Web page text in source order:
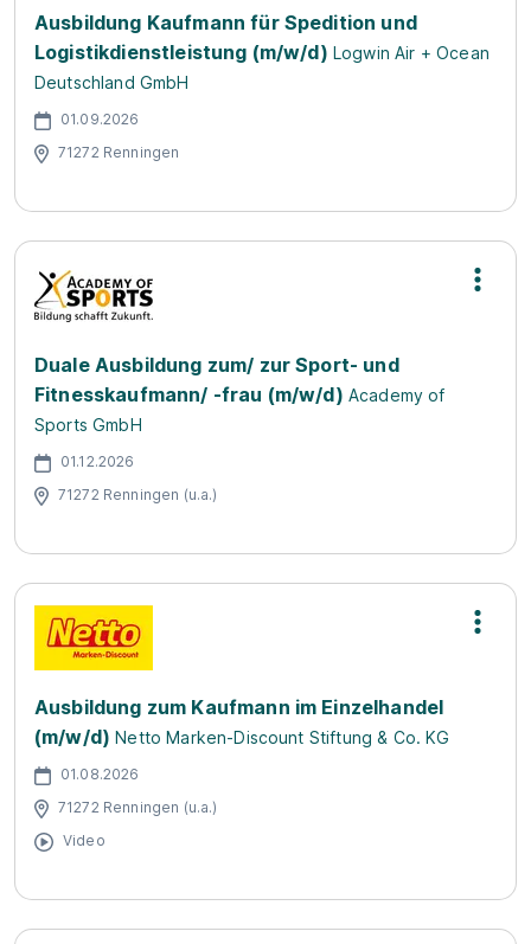
Ausbildung Kaufmann für Spedition und
Logistikdienstleistung (m/w/d) Logwin Air + Ocean
Deutschland GmbH
01.09.2026
71272 Renningen
Duale Ausbildung zum/ zur Sport- und
Fitnesskaufmann/ -frau (m/w/d) Academy of
Sports GmbH
01.12.2026
71272 Renningen (u.a.)
Ausbildung zum Kaufmann im Einzelhandel
(m/w/d) Netto Marken-Discount Stiftung & Co. KG
01.08.2026
71272 Renningen (u.a.)
Video